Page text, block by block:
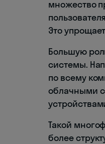
множество
Это
Большую
системы.
по всему
облачными
Такой
более